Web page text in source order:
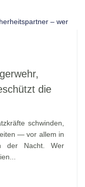
die
schwinden,
— vor allem in
der Nacht. Wer